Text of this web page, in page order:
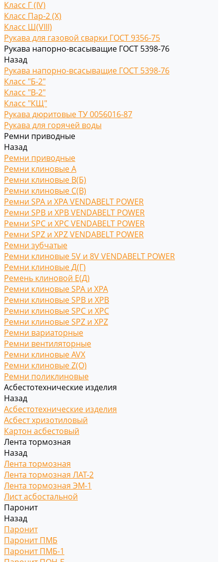
Класс Г (IV)
Класс Пар-2 (X)
Класс Ш(VIII)
Рукава для газовой сварки ГОСТ 9356-75
Рукава напорно-всасыващие ГОСТ 5398-76
Назад
Рукава напорно-всасыващие ГОСТ 5398-76
Класс "Б-2"
Класс "В-2"
Класс "КЩ"
Рукава дюритовые ТУ 0056016-87
Рукава для горячей воды
Ремни приводные
Назад
Ремни приводные
Ремни клиновые A
Ремни клиновые В(Б)
Ремни клиновые С(B)
Ремни SPA и XPA VENDABELT POWER
Ремни SPB и XPB VENDABELT POWER
Ремни SPC и XPC VENDABELT POWER
Ремни SPZ и XPZ VENDABELT POWER
Ремни зубчатые
Ремни клиновые 5V и 8V VENDABELT POWER
Ремни клиновые Д(Г)
Ремень клиновой Е(Д)
Ремни клиновые SPA и XPA
Ремни клиновые SPB и XPB
Ремни клиновые SPC и XPC
Ремни клиновые SPZ и XPZ
Ремни вариаторные
Ремни вентиляторные
Ремни клиновые AVX
Ремни клиновые Z(O)
Ремни поликлиновые
Асбестотехнические изделия
Назад
Асбестотехнические изделия
Асбест хризотиловый
Картон асбестовый
Лента тормозная
Назад
Лента тормозная
Лента тормозная ЛАТ-2
Лента тормозная ЭМ-1
Лист асбостальной
Паронит
Назад
Паронит
Паронит ПМБ
Паронит ПМБ-1